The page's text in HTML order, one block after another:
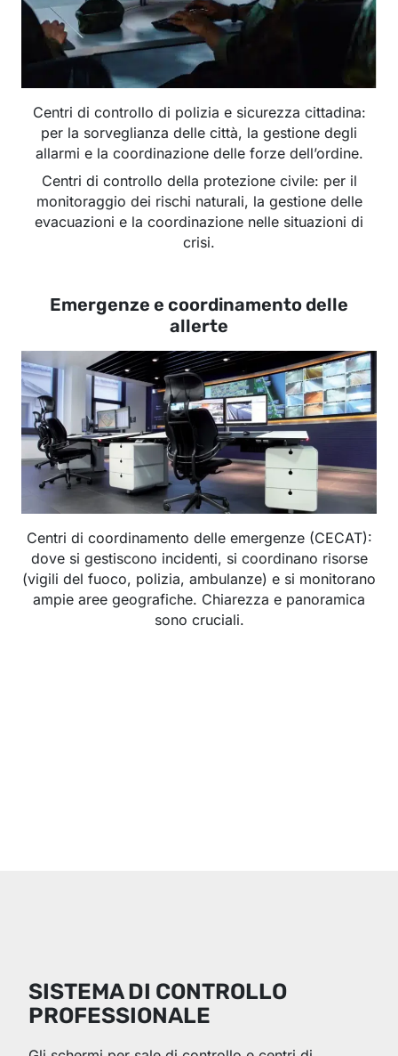
Centri di controllo di polizia e sicurezza cittadina:
per la sorveglianza delle città, la gestione degli
allarmi e la coordinazione delle forze dell’ordine.
Centri di controllo della protezione civile: per il
monitoraggio dei rischi naturali, la gestione delle
evacuazioni e la coordinazione nelle situazioni di
crisi.
Emergenze e coordinamento delle
allerte
Centri di coordinamento delle emergenze (CECAT):
dove si gestiscono incidenti, si coordinano risorse
(vigili del fuoco, polizia, ambulanze) e si monitorano
ampie aree geografiche. Chiarezza e panoramica
sono cruciali.
SISTEMA DI CONTROLLO
PROFESSIONALE